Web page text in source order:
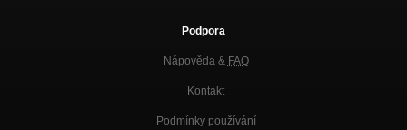
Podpora
Nápověda & FAQ
Kontakt
Podmínky používání